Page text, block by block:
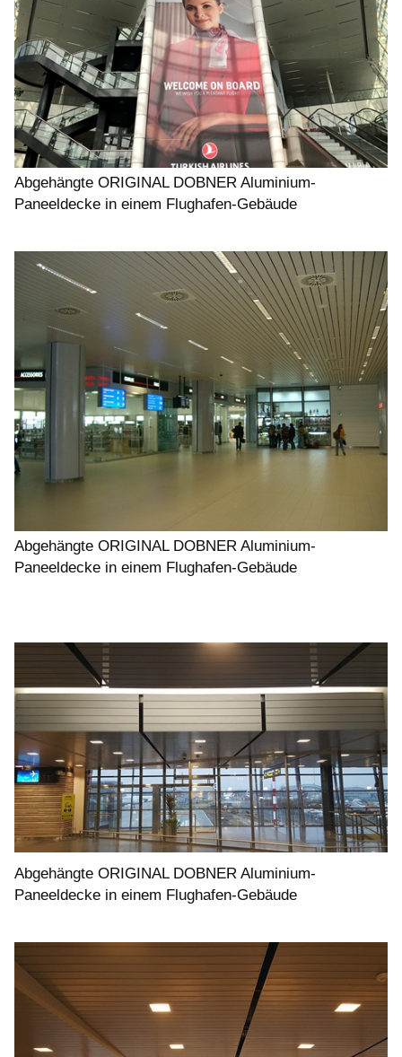
Abgehängte ORIGINAL DOBNER Aluminium-
Paneeldecke in einem Flughafen-Gebäude
Abgehängte ORIGINAL DOBNER Aluminium-
Paneeldecke in einem Flughafen-Gebäude
Abgehängte ORIGINAL DOBNER Aluminium-
Paneeldecke in einem Flughafen-Gebäude